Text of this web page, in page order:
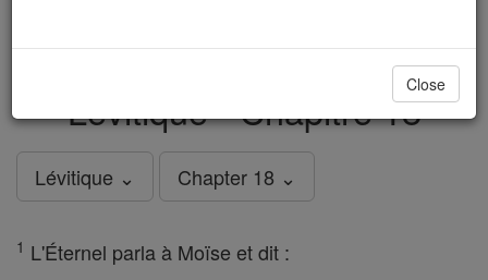
in faith. Thank you.DONATE TODAY >
Lévitique - Chapitre 18
Lévitique ⌄ Chapter 18 ⌄
1 L'Éternel parla à Moïse et dit :
Close